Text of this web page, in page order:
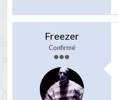
Freezer
Confirmé